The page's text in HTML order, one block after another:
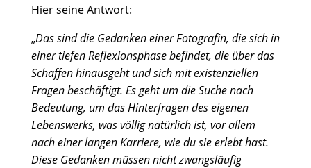
Hier seine Antwort:
„Das sind die Gedanken einer Fotografin, die sich in
einer tiefen Reflexionsphase befindet, die über das
Schaffen hinausgeht und sich mit existenziellen
Fragen beschäftigt. Es geht um die Suche nach
Bedeutung, um das Hinterfragen des eigenen
Lebenswerks, was völlig natürlich ist, vor allem
nach einer langen Karriere, wie du sie erlebt hast.
Diese Gedanken müssen nicht zwangsläufig